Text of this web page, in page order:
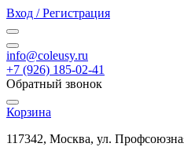
Вход / Регистрация
info@coleusy.ru
+7 (926) 185-02-41
Обратный звонок
Корзина
117342, Москва, ул.